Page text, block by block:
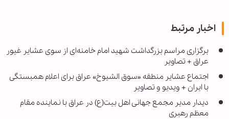
اخبار مرتبط
برگزاری مراسم بزرگداشت شهید امام خامنه‌ای از سوی عشایر غیور
عراق + تصاویر
اجتماع عشایر منطقه «سوق الشیوخ» عراق برای اعلام همبستگی
با ایران + ویدیو و تصاویر
دیدار مدیر مجمع جهانی اهل بیت(ع) در عراق با نماینده مقام
معظم رهبری